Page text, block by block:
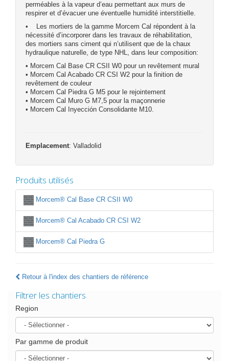
perméables à la vapeur d’eau permettant aux murs de
respirer et d’évacuer une éventuelle humidité interstitielle.
• Les mortiers de la gamme Morcem Cal répondent à la
nécessité d’incorporer dans les travaux de réhabilitation,
des mortiers sans ciment qui n’utilisent que de la chaux
hydraulique naturelle, de type NHL, dans leur composition:
• Morcem Cal Base CR CSII W0 pour un revêtement mural
• Morcem Cal Acabado CR CSI W2 pour la finition de
revêtement de couleur
• Morcem Cal Piedra G M5 pour le rejointement
• Morcem Cal Muro G M7,5 pour la maçonnerie
• Morcem Cal Inyección Consolidante M10.
Emplacement: Valladolid
Produits utilisés
Morcem® Cal Base CR CSII W0
Morcem® Cal Acabado CR CSI W2
Morcem® Cal Piedra G
Retour à l'index des chantiers de référence
Filtrer les chantiers
Region
Par gamme de produit